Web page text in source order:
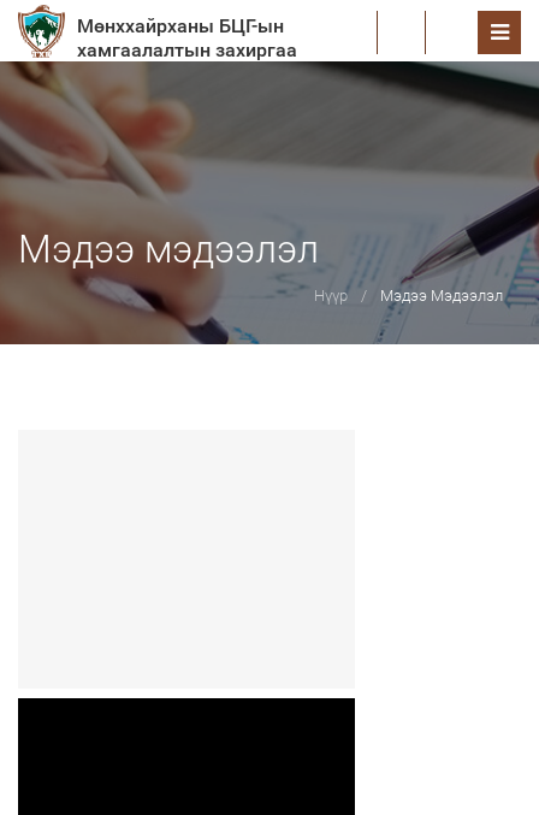
Мөнххайрханы БЦГ-ын
хамгаалалтын захиргаа
Мэдээ мэдээлэл
Нүүр Мэдээ Мэдээлэл